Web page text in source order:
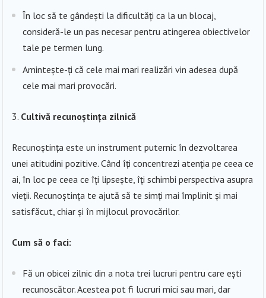
În loc să te gândești la dificultăți ca la un blocaj,
consideră-le un pas necesar pentru atingerea obiectivelor
tale pe termen lung.
Amintește-ți că cele mai mari realizări vin adesea după
cele mai mari provocări.
Cultivă recunoștința zilnică
Recunoștința este un instrument puternic în dezvoltarea
unei atitudini pozitive. Când îți concentrezi atenția pe ceea ce
ai, în loc pe ceea ce îți lipsește, îți schimbi perspectiva asupra
vieții. Recunoștința te ajută să te simți mai împlinit și mai
satisfăcut, chiar și în mijlocul provocărilor.
Cum să o faci:
Fă un obicei zilnic din a nota trei lucruri pentru care ești
recunoscător. Acestea pot fi lucruri mici sau mari, dar